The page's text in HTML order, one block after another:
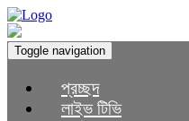
Toggle navigation
প্রচ্ছদ
লাইভ টিভি